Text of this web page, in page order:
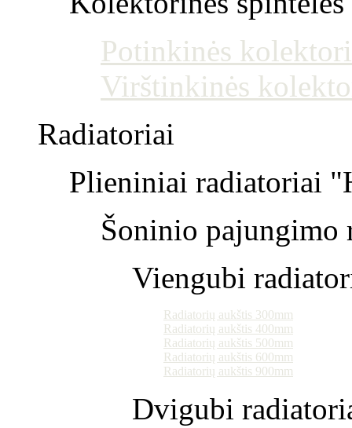
Potinkinės
Virštinkinės
Radiatoriai
Plieniniai radiatoriai
Šoninio pajungimo
Viengubi
Radiatorių aukštis 300mm
Radiatorių aukštis 400mm
Radiatorių aukštis 500mm
Radiatorių aukštis 600mm
Radiatorių aukštis 900mm
Dvigubi